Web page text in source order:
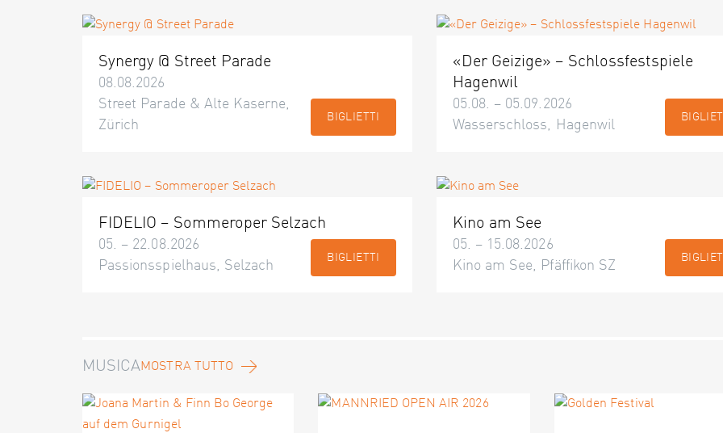
Synergy @ Street Parade
08.08.2026
Street Parade & Alte Kaserne,
Zürich
BIGLIETTI
«Der Geizige» – Schlossfestspiele
Hagenwil
05.08. – 05.09.2026
Wasserschloss, Hagenwil
FIDELIO – Sommeroper Selzach
05. – 22.08.2026
Passionsspielhaus, Selzach
BIGLIETTI
Kino am See
05. – 15.08.2026
Kino am See, Pfäffikon SZ
MUSICAMOSTRA TUTTO